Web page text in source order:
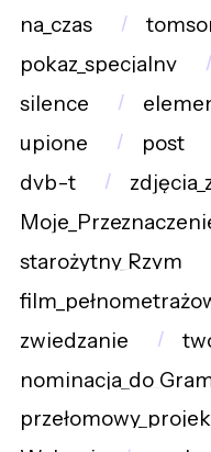
na_czas
pokaz_specjalny
silence
upione
post
dvb-t
starożytny_Rzym
zwiedzanie